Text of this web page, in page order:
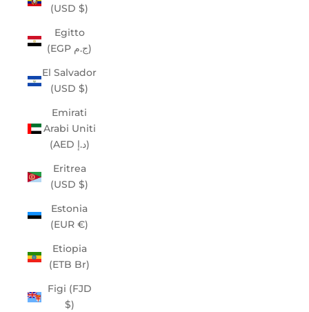
(USD $)
Egitto
(EGP ج.م)
El Salvador
(USD $)
Emirati
Arabi Uniti
(AED د.إ)
Eritrea
(USD $)
Estonia
(EUR €)
Etiopia
(ETB Br)
Figi (FJD
$)